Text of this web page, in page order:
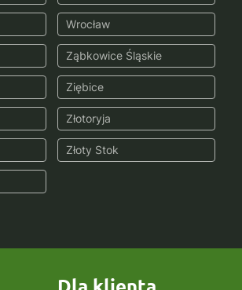
Wrocław
Ząbkowice Śląskie
Ziębice
Złotoryja
Złoty Stok